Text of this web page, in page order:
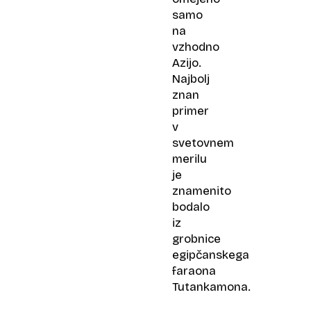
samo
na
vzhodno
Azijo.
Najbolj
znan
primer
v
svetovnem
merilu
je
znamenito
bodalo
iz
grobnice
egipčanskega
faraona
Tutankamona.